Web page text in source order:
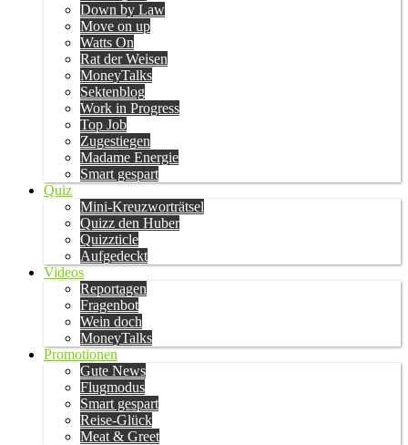
Down by Law
Move on up
Watts On
Rat der Weisen
MoneyTalks
Sektenblog
Work in Progress
Top Job
Zugestiegen
Madame Energie
Smart gespart
Quiz
Mini-Kreuzworträtsel
Quizz den Huber
Quizzticle
Aufgedeckt
Videos
Reportagen
Fragenbot
Wein doch
MoneyTalks
Promotionen
Gute News
Flugmodus
Smart gespart
Reise-Glück
Meat & Greet